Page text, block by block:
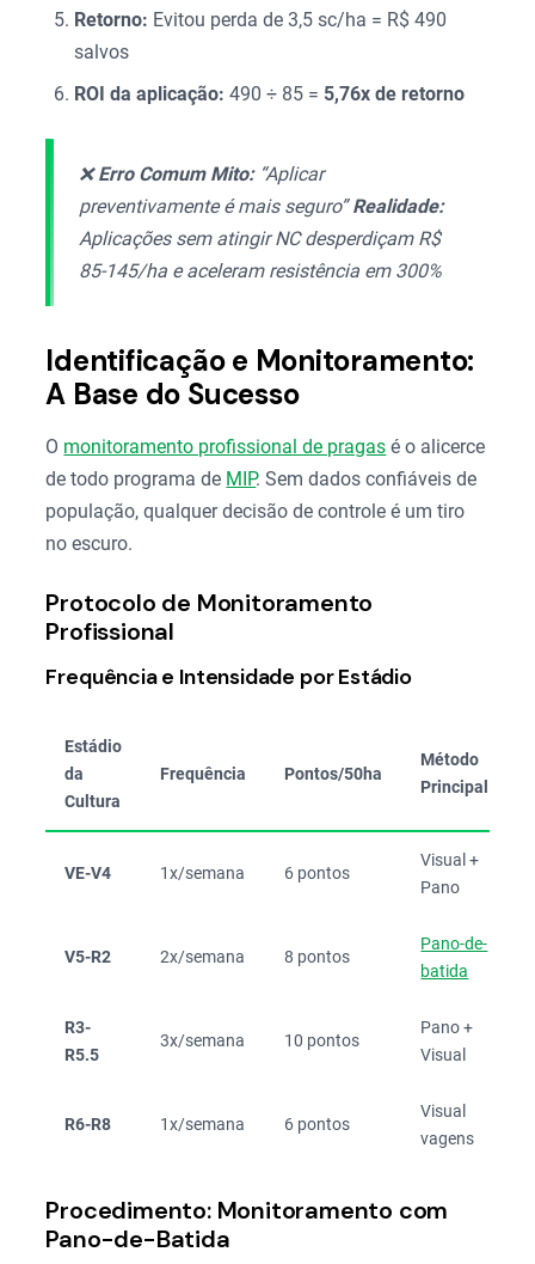
Retorno: Evitou perda de 3,5 sc/ha = R$ 490
salvos
ROI da aplicação: 490 ÷ 85 = 5,76x de retorno
❌Erro Comum Mito:“Aplicar
preventivamente é mais seguro”Realidade:
Aplicações sem atingir NC desperdiçam R$
85-145/ha e aceleram resistência em 300%
Identificação e Monitoramento:
A Base do Sucesso
O monitoramento profissional de pragas é o alicerce
de todo programa de MIP. Sem dados confiáveis de
população, qualquer decisão de controle é um tiro
no escuro.
Protocolo de Monitoramento
Profissional
Frequência e Intensidade por Estádio
Estádio
da
Cultura
Frequência Pontos/50ha
Método
Principal
VE-V4 1x/semana 6 pontos
Visual +
Pano
V5-R2 2x/semana 8 pontos
Pano-de-
batida
R3-
R5.5
3x/semana 10 pontos
Pano +
Visual
R6-R8 1x/semana 6 pontos
Visual
vagens
Procedimento: Monitoramento com
Pano-de-Batida